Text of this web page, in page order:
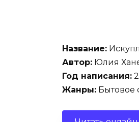
Название:
Автор: Юлия
Год написания:
Жанры: Бытовое